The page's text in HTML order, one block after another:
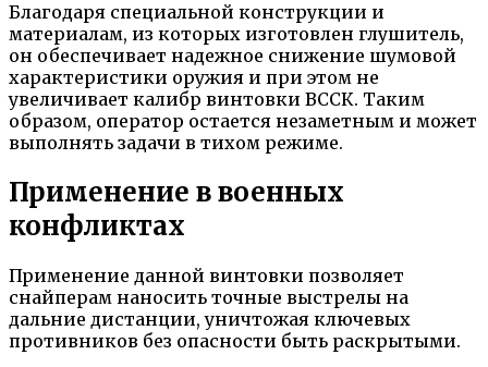
Благодаря специальной конструкции и
материалам, из которых изготовлен глушитель,
он обеспечивает надежное снижение шумовой
характеристики оружия и при этом не
увеличивает калибр винтовки ВССК. Таким
образом, оператор остается незаметным и может
выполнять задачи в тихом режиме.
Применение в военных
конфликтах
Применение данной винтовки позволяет
снайперам наносить точные выстрелы на
дальние дистанции, уничтожая ключевых
противников без опасности быть раскрытыми.